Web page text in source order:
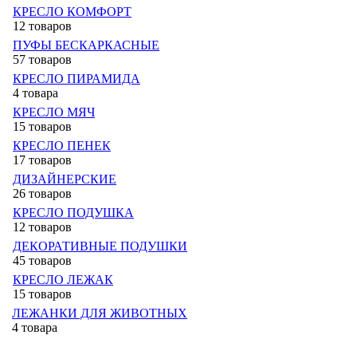
КРЕСЛО КОМФОРТ
12 товаров
ПУФЫ БЕСКАРКАСНЫЕ
57 товаров
КРЕСЛО ПИРАМИДА
4 товара
КРЕСЛО МЯЧ
15 товаров
КРЕСЛО ПЕНЕК
17 товаров
ДИЗАЙНЕРСКИЕ
26 товаров
КРЕСЛО ПОДУШКА
12 товаров
ДЕКОРАТИВНЫЕ ПОДУШКИ
45 товаров
КРЕСЛО ЛЕЖАК
15 товаров
ЛЕЖАНКИ ДЛЯ ЖИВОТНЫХ
4 товара